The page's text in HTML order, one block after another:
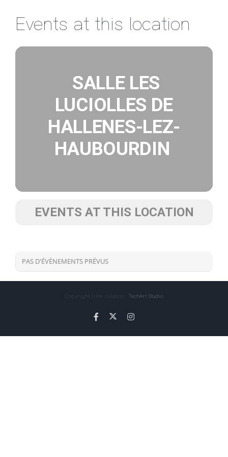
Events at this location
SALLE LES
LUCIOLLES DE
HALLENES-LEZ-
HAUBOURDIN
EVENTS AT THIS LOCATION
PAS D'ÉVÈNEMENTS PRÉVUS
Copyright | Une création : TechArt Studio
Facebook Instagram